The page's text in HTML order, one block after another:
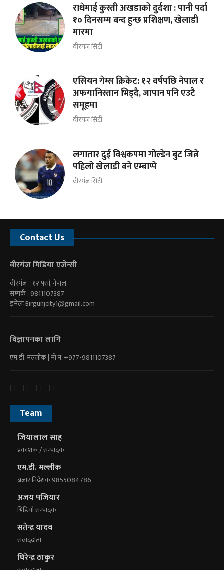
राधेमाई कुस्ती अखडाको दुर्दशा : पानी पर्दा
१० दिनसम्म बन्द हुन्छ प्रशिक्षण, खेलाडी
मारमा
वीरगंज सिटी
एसियन गेम्स क्रिकेट: १२ वर्षपछि नेपाल र
अफगानिस्तान भिड्दै, जापान पनि एउटै
समूहमा
वीरगंज सिटी
लगातार दुई विश्वकपमा गोल्डेन बुट जित्ने
पहिलो खेलाडी बने एम्बाप्पे
वीरगंज सिटी
Contact Us
वीरगंज मिडिया एजेन्सी
वीरगंज - १२ पर्सा, नेपाल
सम्पर्क : 9811107387
इमेलःBirgunjcity1@gmail.com
विज्ञापनका लागि
एम.डी. मल्लीक | माे नं. +977-9811107387
Team
जियालाल साह
प्रकाशक / सम्पादक
एम.डी. मल्लीक
बजार निर्देशक 9855084786
अजय पजियार
भिडियाे सम्पादक
सतेन्द्र यादव
संवाददाता
धिरेन्द्र ठाकुर